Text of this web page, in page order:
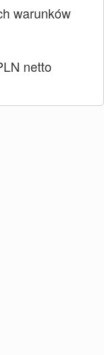
warunków
netto